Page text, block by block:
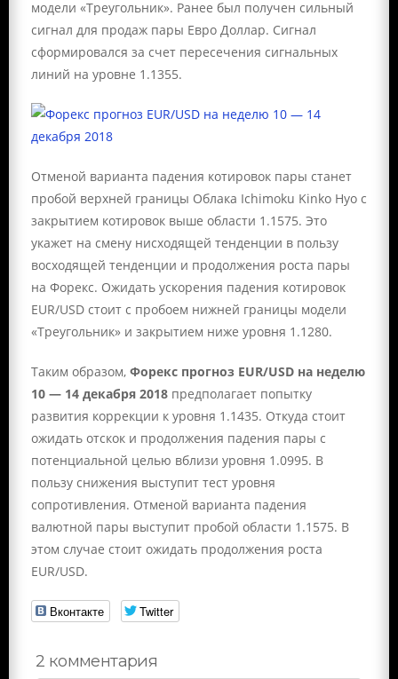
модели «Треугольник». Ранее был получен сильный
сигнал для продаж пары Евро Доллар. Сигнал
сформировался за счет пересечения сигнальных
линий на уровне 1.1355.
Отменой варианта падения котировок пары станет
пробой верхней границы Облака Ichimoku Kinko Hyo с
закрытием котировок выше области 1.1575. Это
укажет на смену нисходящей тенденции в пользу
восходящей тенденции и продолжения роста пары
на Форекс. Ожидать ускорения падения котировок
EUR/USD стоит с пробоем нижней границы модели
«Треугольник» и закрытием ниже уровня 1.1280.
Таким образом, Форекс прогноз EUR/USD на неделю
10 — 14 декабря 2018предполагает попытку
развития коррекции к уровня 1.1435. Откуда стоит
ожидать отскок и продолжения падения пары с
потенциальной целью вблизи уровня 1.0995. В
пользу снижения выступит тест уровня
сопротивления. Отменой варианта падения
валютной пары выступит пробой области 1.1575. В
этом случае стоит ожидать продолжения роста
EUR/USD.
Вконтакте Twitter
2 комментария